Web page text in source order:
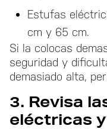
Estufas
cm y 65 cm.
Si la colocas
seguridad y
demasiado alta,
3. Revisa
eléctricas